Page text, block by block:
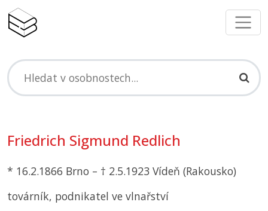
Friedrich Sigmund Redlich
* 16.2.1866 Brno – † 2.5.1923 Vídeň (Rakousko)
továrník, podnikatel ve vlnařství